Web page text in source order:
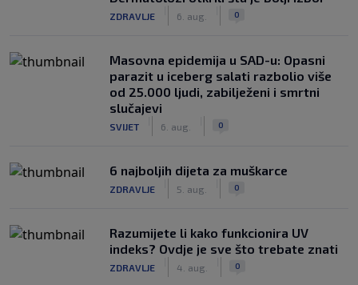
ZDRAVLJE 6. aug. 0
Masovna epidemija u SAD-u: Opasni
parazit u iceberg salati razbolio više
od 25.000 ljudi, zabilježeni i smrtni
slučajevi
SVIJET 6. aug. 0
6 najboljih dijeta za muškarce
ZDRAVLJE 5. aug. 0
Razumijete li kako funkcionira UV
indeks? Ovdje je sve što trebate znati
ZDRAVLJE 4. aug. 0